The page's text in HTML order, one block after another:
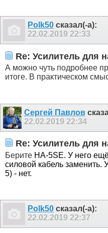
Polk50 сказал(-а):
22.02.2019 22:33
Re: Усилитель для
А можно чуть подробнее
итоге. В практическом
Сергей Павлов
22.02.2019 22:34
Re: Усилитель для
Берите HA-5SE. У него
силовой кабель заменить.
5) - нет.
Polk50 сказал(-а):
22.02.2019 22:37